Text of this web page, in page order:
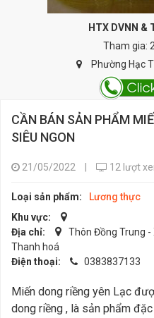
HTX DVNN &
Tham gia:
Phường Hạc
CẦN BÁN SẢN PHẨM
SIÊU NGON
21/05/2022 12 lượt
Loại sản phẩm:
Lương thực
Khu vực:
Địa chỉ:
Thôn Đồng Trung -
Thanh hoá
Điện thoại:
0383837133
Miến dong riềng yên Lạc
dong riềng , là sản phẩm